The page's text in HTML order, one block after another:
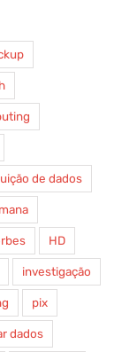
de dados
HD
investigação
pix
dados